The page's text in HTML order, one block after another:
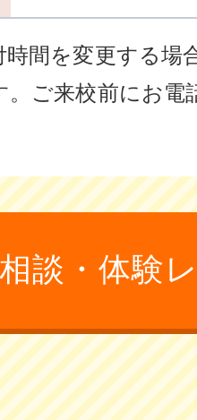
時間を変更する場
。ご来校前にお電
談・体験